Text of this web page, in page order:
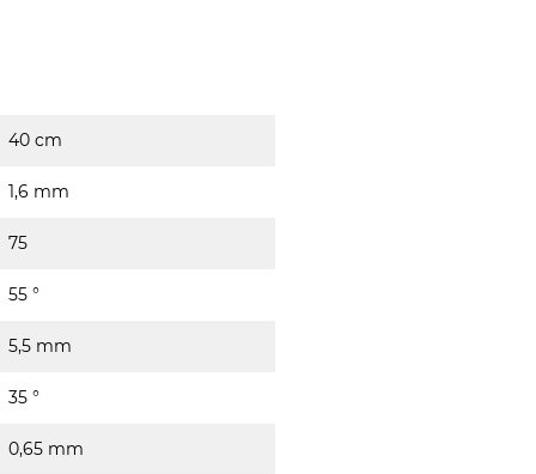
40 cm
1,6 mm
75
55 °
5,5 mm
35 °
0,65 mm